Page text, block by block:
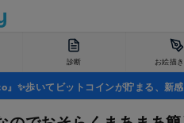
診断 お絵描
』✨歩いてビットコインが貯まる、新